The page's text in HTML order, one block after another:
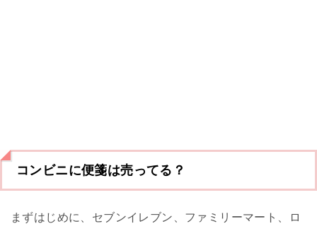
コンビニに便箋は売ってる？
まずはじめに、セブンイレブン、ファミリーマート、ロ